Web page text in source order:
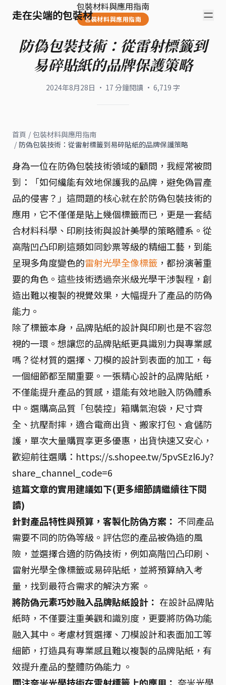
走在尖端的包裝材
包裝材料與應用指南
包裝材料與應用指南
防偽包裝技術：從雷射標籤到
易碎貼紙的品牌保護策略
2024年8月28日 · 17 分鐘閱讀 · 6,719 字
首頁 / 包裝材料與應用指南
/ 防偽包裝技術：從雷射標籤到易碎貼紙的品牌保護策略
身為一位在防偽包裝技術領域的顧問，我經常被問
到：「如何纔能有效地保護我的品牌，避免偽冒產
品的侵害？」這問題的核心就在於防偽包裝技術的
應用，它不僅僅是貼上幾個標籤而已，更是一套結
合材料科學、印刷技術與設計美學的策略體系。從
高階凹凸印刷這類如同鈔票等級的精細工藝，到能
呈現多角度變色的雷射光學全像標籤 ，都扮演著重
要的角色。這些技術透過奈米級光學干涉製程，創
造出難以複製的視覺效果，大幅提升了產品的防偽
能力。
除了標籤本身，品牌貼紙的設計與印刷也是不容忽
視的一環。想讓您的品牌貼紙更具識別力與專業感
嗎？從材質的選擇、刀模的設計到表面的加工，每
一個細節都至關重要。一張精心設計的品牌貼紙，
不僅能提升產品的質感，還能有效地融入防偽體系
中。選購高品質「包裝控」箱購氣泡袋，尺寸齊
全、抗壓耐摔，適合電商出貨、搬家打包、倉儲防
護，單次大量購買享更多優惠，出貨快速又安心，
歡迎前往選購：https://s.shopee.tw/5pvSEzl6Jy?
share_channel_code=6
這篇文章的實用建議如下(更多細節請繼續往下閱
讀)
針對產品特性與預算，客製化防偽方案： 不同產品
需要不同的防偽等級。評估您的產品被偽造的風
險，並選擇合適的防偽技術，例如高階凹凸印刷、
雷射光學全像標籤或易碎貼紙，並將預算納入考
量，找到最符合需求的解決方案 。
將防偽元素巧妙融入品牌貼紙設計： 在設計品牌貼
紙時，不僅要注重美觀和識別度，更要將防偽功能
融入其中。考慮材質選擇、刀模設計和表面加工等
細節，打造具有專業感且難以複製的品牌貼紙，有
效提升產品的整體防偽能力 。